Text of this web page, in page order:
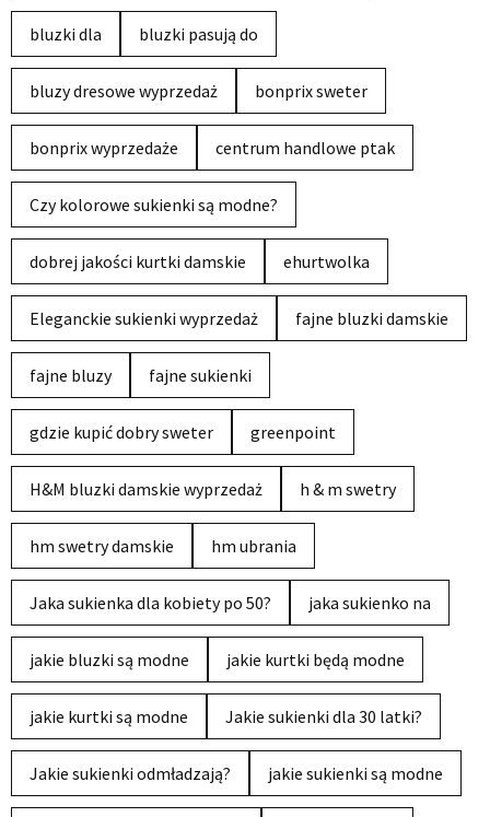
bluzki dla bluzki pasują do
bluzy dresowe wyprzedaż bonprix sweter
bonprix wyprzedaże centrum handlowe ptak
Czy kolorowe sukienki są modne?
dobrej jakości kurtki damskie ehurtwolka
Eleganckie sukienki wyprzedaż fajne bluzki damskie
fajne bluzy fajne sukienki
gdzie kupić dobry sweter greenpoint
H&M bluzki damskie wyprzedaż h & m swetry
hm swetry damskie hm ubrania
Jaka sukienka dla kobiety po 50? jaka sukienko na
jakie bluzki są modne jakie kurtki będą modne
jakie kurtki są modne Jakie sukienki dla 30 latki?
Jakie sukienki odmładzają? jakie sukienki są modne